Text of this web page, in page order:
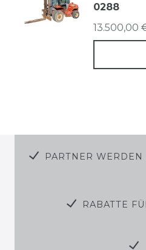
0288
13.500,00
PARTNER
RABATTE